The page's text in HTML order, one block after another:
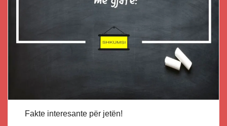
Fakte interesante për jetën!